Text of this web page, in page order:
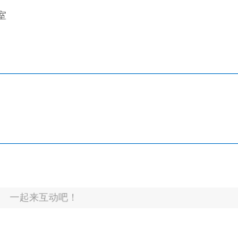
一起来互动吧！